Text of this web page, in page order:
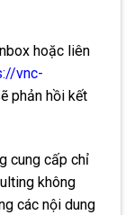
hoặc liên
vnc-
phản hồi kết
cung cấp chỉ
không
các nội dung